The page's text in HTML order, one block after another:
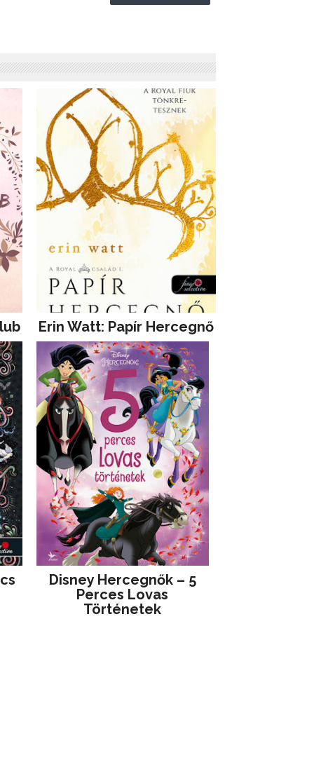
Erin Watt: Papír Hercegnő
Disney ​Hercegnők – 5
Perces Lovas
Történetek